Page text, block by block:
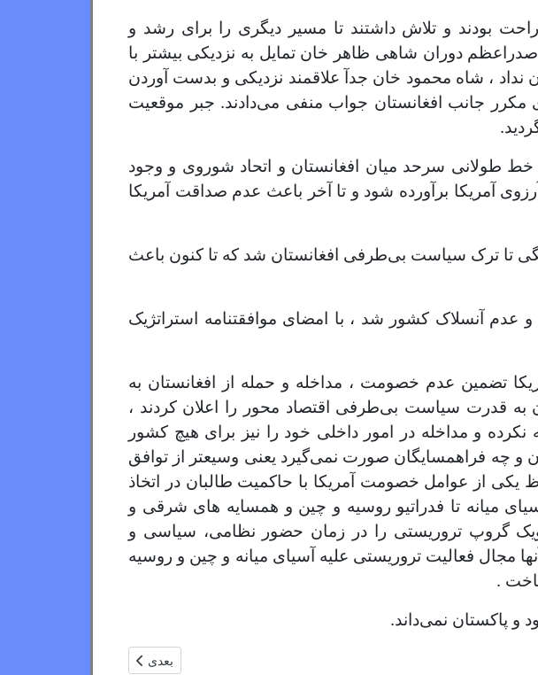
بودند و تلاش داشتند تا مسیر دیگری را برای رشد و
دوران شاهی ظاهر خان تمایل به نزدیکی بیشتر با
، شاه محمود خان جدآ علاقمند نزدیکی و بدست آوردن
مکرر جانب افغانستان جواب منفی می‌دادند. جبر موقعیت
خط طولانی سرحد میان افغانستان و اتحاد شوروی و وجود
آمریکا برآورده شود و تا آخر باعث عدم صداقت آمریکا
تا ترک سیاست بی‌طرفی افغانستان شد که تا کنون باعث
آنسلاک کشور شد ، با امضای موافقتنامه استراتژیک
تضمین عدم خصومت ، مداخله و حمله از افغانستان به
به قدرت سیاست بی‌طرفی اقتصاد محور را اعلان کردند ،
و مداخله در امور داخلی خود را نیز برای هیچ کشور
و چه فراهمسایگان صورت نمی‌گیرد یعنی وسیعتر از توافق
یکی از عوامل خصومت آمریکا با حاکمیت طالبان در اتخاذ
میانه تا فدراتیو روسیه و چین و همسایه های شرقی و
گروپ تروریستی را در زمان حضور نظامی، سیاسی و
مجال فعالیت تروریستی علیه آسیای میانه و چین و روسیه
.
و پاکستان نمی‌داند.
مطلب بعدی: لمده خاروه/ سفنجی
بعدی